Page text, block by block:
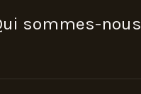
sommes-nous